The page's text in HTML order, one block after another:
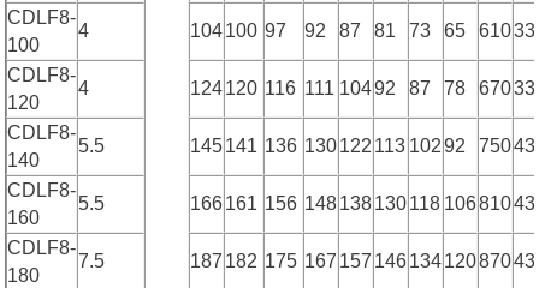
CDLF8-
100
4 104100 97 92 87 81 73 65 610
CDLF8-
120
4 124120 116 111 10492 87 78 670
CDLF8-
140
5.5 145141 136 130122 113 102 92 750
CDLF8-
160
5.5 166161 156 148138130118 106810
CDLF8-
180
7.5 187 182 175 167 157 146134120870